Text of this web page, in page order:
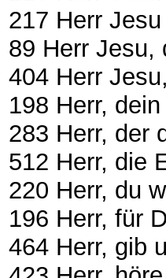
217 Herr
89 Herr
404 Herr
198 Herr,
283 Herr, der
512 Herr, die
220 Herr, du
196 Herr, für
464 Herr, gib